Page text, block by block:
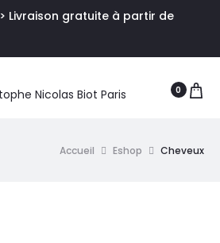
> Livraison gratuite à partir de
0
Accueil Eshop Cheveux